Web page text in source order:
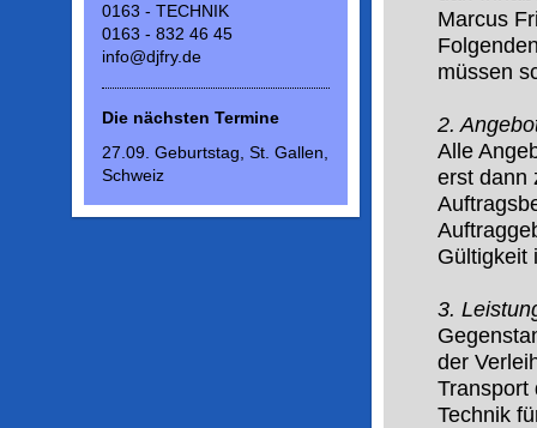
0163 - TECHNIK
0163 - 832 46 45
info@djfry.de
Die nächsten Termine
27.09. Geburtstag, St. Gallen,
Schweiz
Marcus
müssen
2.
Alle
erst dann
Gültigkeit
3.
der
Transport
Technik